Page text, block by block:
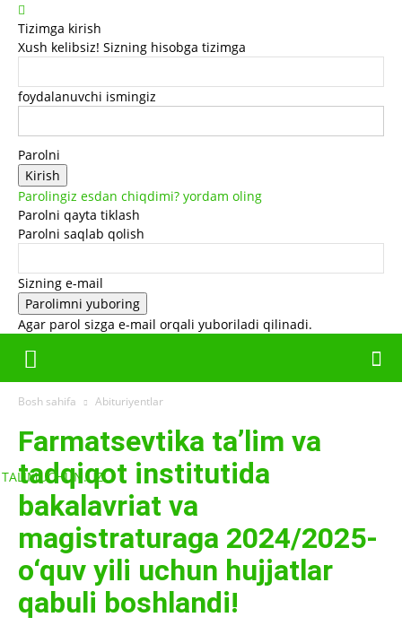
Tizimga kirish
Xush kelibsiz! Sizning hisobga tizimga
foydalanuvchi ismingiz
Parolni
Parolingiz esdan chiqdimi? yordam oling
Parolni qayta tiklash
Parolni saqlab qolish
Sizning e-mail
Agar parol sizga e-mail orqali yuboriladi qilinadi.
TALIMUCHUN.UZ
Bosh sahifa Abituriyentlar
Farmatsevtika ta’lim va
tadqiqot institutida
bakalavriat va
magistraturaga 2024/2025-
o‘quv yili uchun hujjatlar
qabuli boshlandi!